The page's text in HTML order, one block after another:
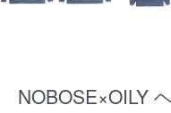
NOBOSE×OILY